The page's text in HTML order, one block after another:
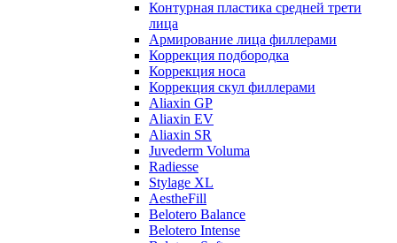
Контурная пластика средней трети
лица
Армирование лица филлерами
Коррекция подбородка
Коррекция носа
Коррекция скул филлерами
Aliaxin GP
Aliaxin EV
Aliaxin SR
Juvederm Voluma
Radiesse
Stylage XL
AestheFill
Belotero Balance
Belotero Intense